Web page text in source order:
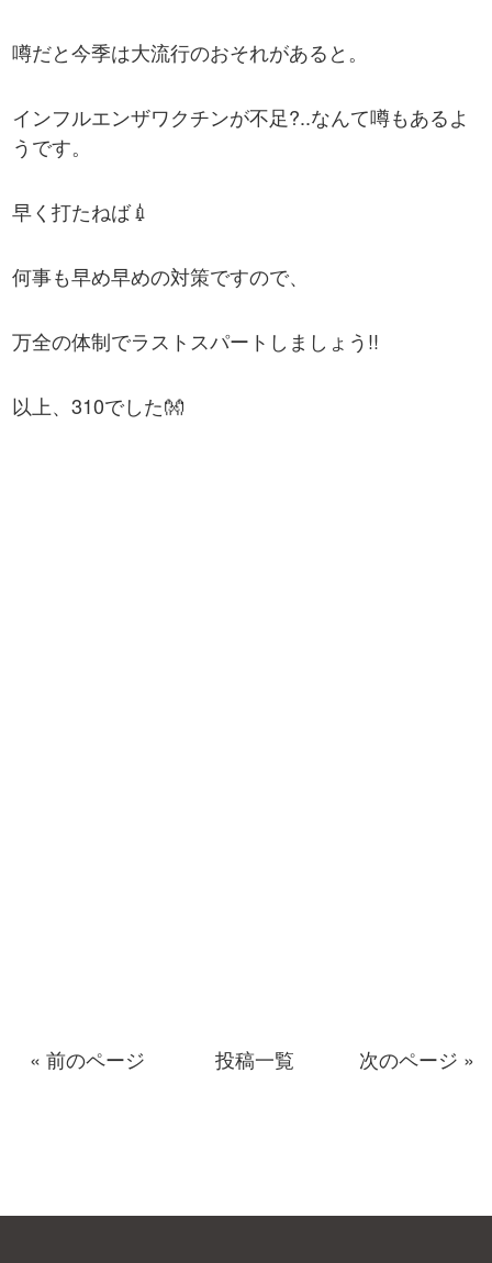
噂だと今季は大流行のおそれがあると。
インフルエンザワクチンが不足?..なんて噂もあるよ
うです。
早く打たねば💉
何事も早め早めの対策ですので、
万全の体制でラストスパートしましょう!!
以上、310でした👐
« 前のページ 投稿一覧 次のページ »